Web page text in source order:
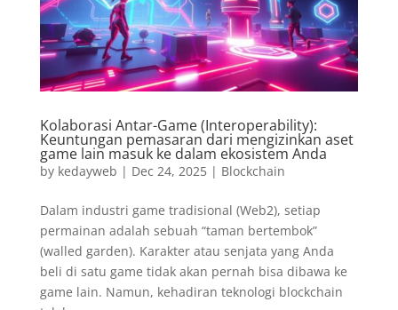
Kolaborasi Antar-Game (Interoperability):
Keuntungan pemasaran dari mengizinkan aset
game lain masuk ke dalam ekosistem Anda
by kedayweb | Dec 24, 2025| Blockchain
Dalam industri game tradisional (Web2), setiap
permainan adalah sebuah “taman bertembok”
(walled garden). Karakter atau senjata yang Anda
beli di satu game tidak akan pernah bisa dibawa ke
game lain. Namun, kehadiran teknologi blockchain